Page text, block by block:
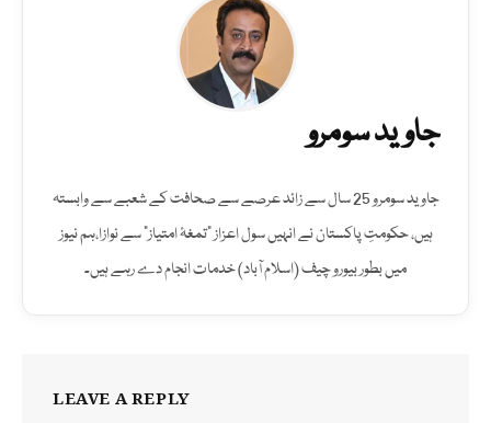
جاوید سومرو
جاوید سومرو 25 سال سے زائد عرصے سے صحافت کے شعبے سے وابستہ
ہیں، حکومتِ پاکستان نے انہیں سول اعزاز "تمغۂ امتیاز" سے نوازا،ہم نیوز
میں بطور بیورو چیف (اسلام آباد) خدمات انجام دے رہے ہیں۔
LEAVE A REPLY